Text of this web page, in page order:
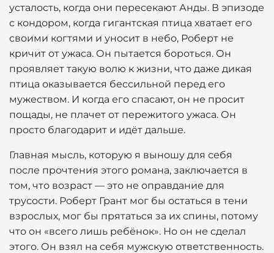
усталость, когда они пересекают Анды. В эпизоде
с кондором, когда гигантская птица хватает его
своими когтями и уносит в небо, Роберт не
кричит от ужаса. Он пытается бороться. Он
проявляет такую волю к жизни, что даже дикая
птица оказывается бессильной перед его
мужеством. И когда его спасают, он не просит
пощады, не плачет от пережитого ужаса. Он
просто благодарит и идёт дальше.
Главная мысль, которую я выношу для себя
после прочтения этого романа, заключается в
том, что возраст — это не оправдание для
трусости. Роберт Грант мог бы остаться в тени
взрослых, мог бы прятаться за их спины, потому
что он «всего лишь ребёнок». Но он не сделал
этого. Он взял на себя мужскую ответственность.